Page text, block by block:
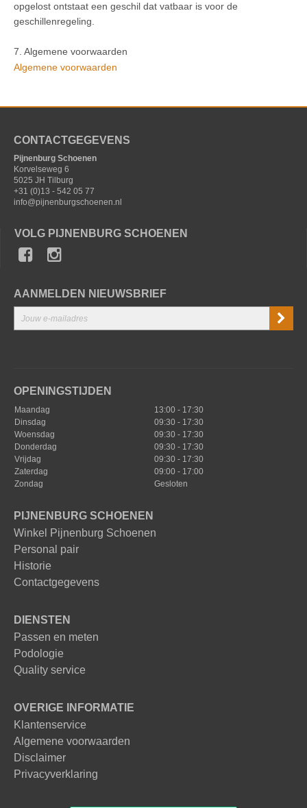
opgelost ontstaat een geschil dat vatbaar is voor de
geschillenregeling.
7. Algemene voorwaarden
Algemene voorwaarden
CONTACTGEGEVENS
Pijnenburg Schoenen
Korvelseweg 6
5025 JH Tilburg
+31 (0)13 - 542 05 77
info@pijnenburgschoenen.nl
VOLG PIJNENBURG SCHOENEN
AANMELDEN NIEUWSBRIEF
OPENINGSTIJDEN
Maandag
13:00 - 17:30
Dinsdag
09:30 - 17:30
Woensdag
09:30 - 17:30
Donderdag
09:30 - 17:30
Vrijdag
09:30 - 17:30
Zaterdag
09:00 - 17:00
Zondag
Gesloten
PIJNENBURG SCHOENEN
Winkel Pijnenburg Schoenen
Personal pair
Historie
Contactgegevens
DIENSTEN
Passen en meten
Podologie
Quality service
OVERIGE INFORMATIE
Klantenservice
Algemene voorwaarden
Disclaimer
Privacyverklaring